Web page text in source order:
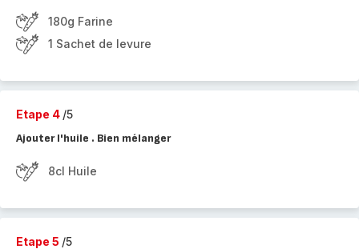
180g Farine
1 Sachet de levure
Etape 4 /5
Ajouter l'huile . Bien mélanger
8cl Huile
Etape 5 /5